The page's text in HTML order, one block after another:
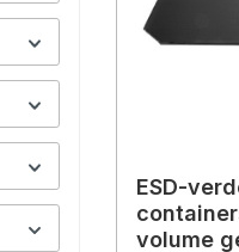
ESD-
volume